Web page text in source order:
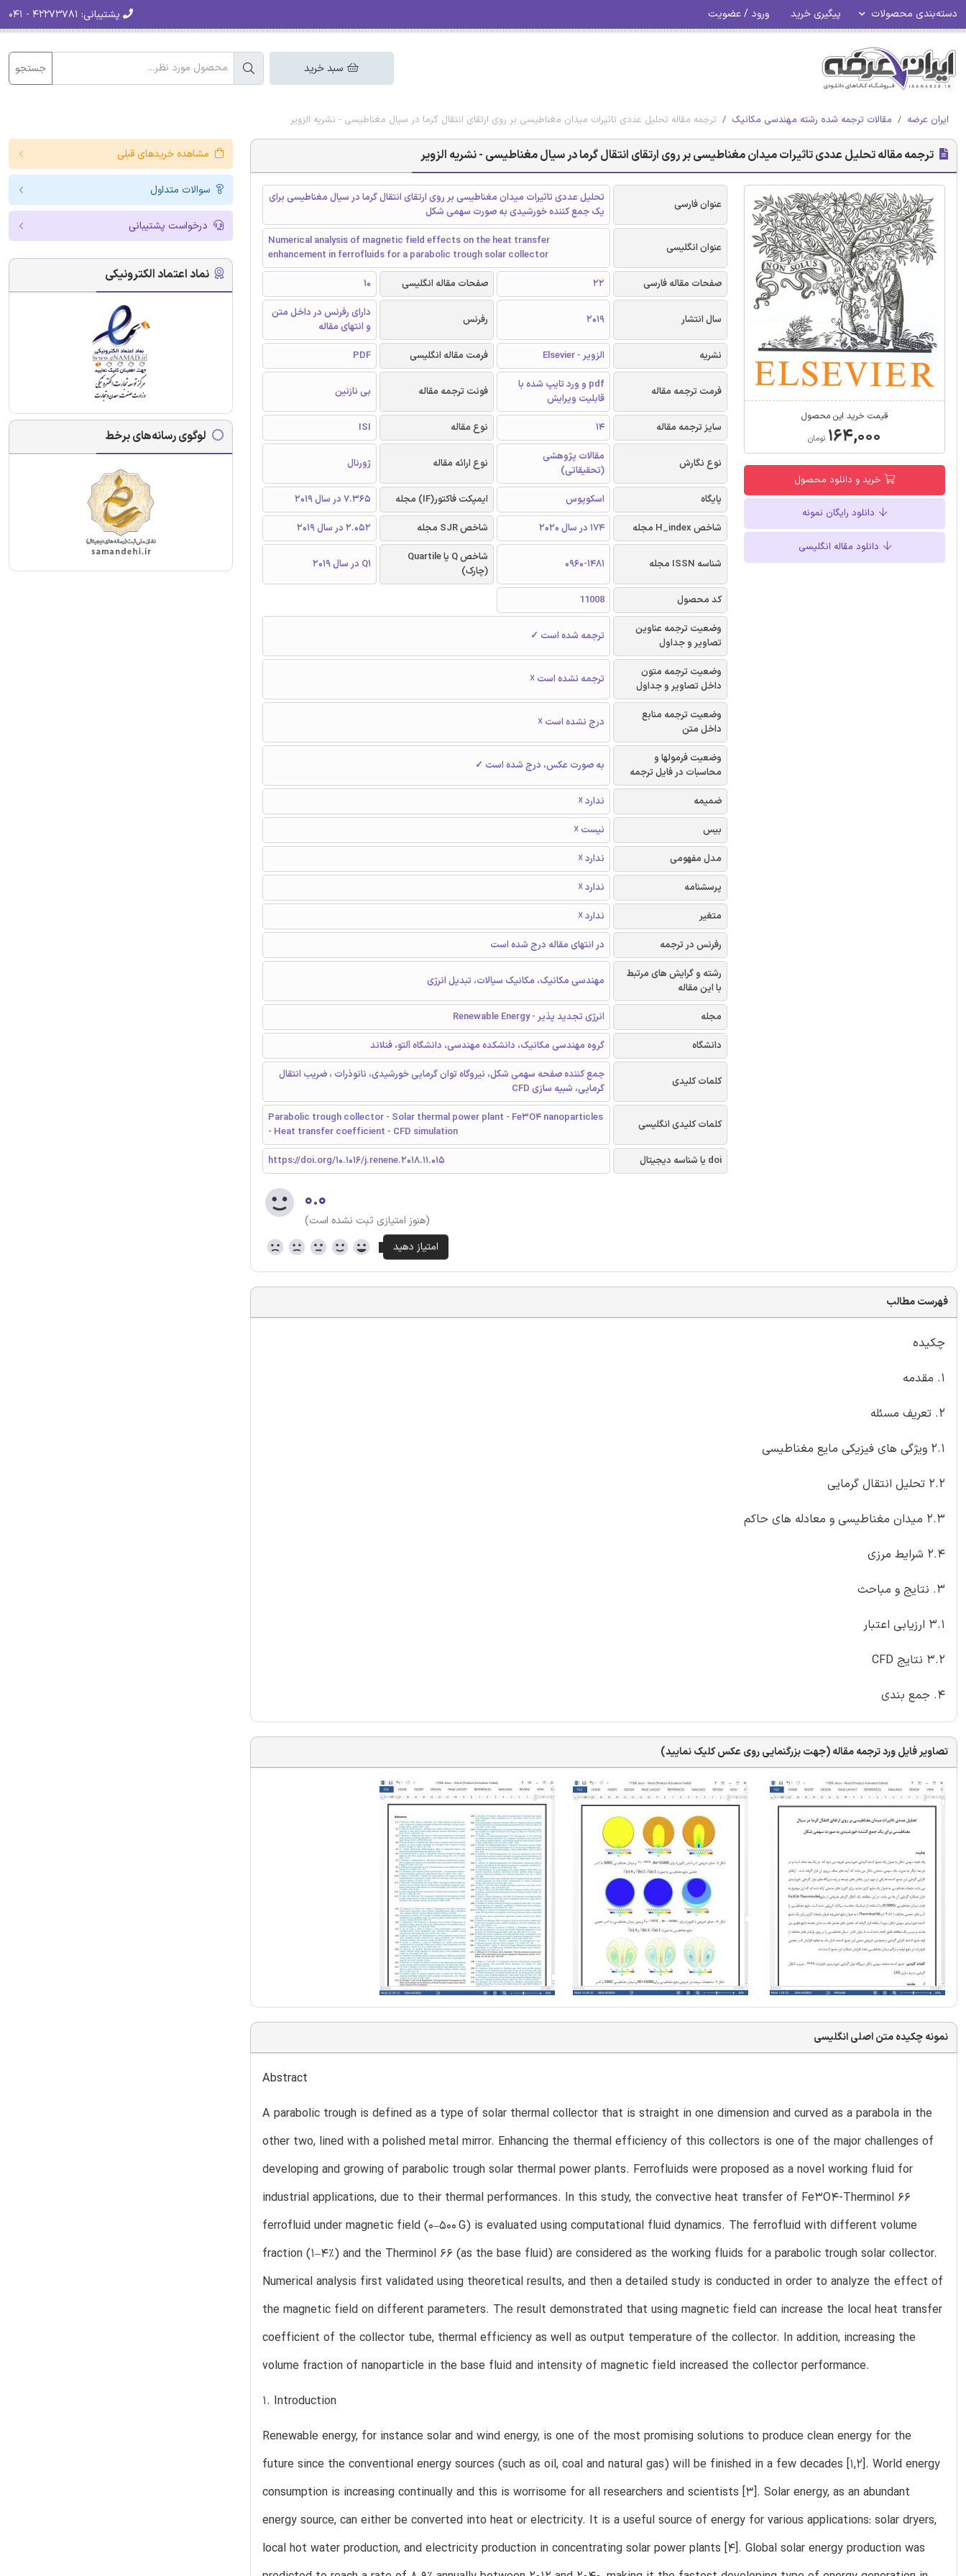
دسته‌بندی محصولات پیگیری خرید ورود / عضویت پشتیبانی:
سبد خرید جستجو
ایران عرضه مقالات ترجمه شده رشته مهندسی مکانیک ترجمه مقاله تحلیل عددی تاثیرات میدان مغناطیسی بر روی ارتقای انتقال گرما در سیال مغناطیسی - نشریه الزویر
ترجمه مقاله تحلیل عددی تاثیرات میدان مغناطیسی بر روی ارتقای انتقال گرما در سیال مغناطیسی - نشریه الزویر
قیمت خرید این محصول
۱۶۴,۰۰۰ تومان
خرید و دانلود محصول
دانلود رایگان نمونه
دانلود مقاله انگلیسی
عنوان فارسی
تحلیل عددی تاثیرات میدان مغناطیسی بر روی ارتقای انتقال گرما در سیال مغناطیسی برای
یک جمع کننده خورشیدی به صورت سهمی شکل
عنوان انگلیسی
Numerical analysis of magnetic field effects on the heat transfer
enhancement in ferrofluids for a parabolic trough solar collector
صفحات مقاله فارسی
22 صفحات مقاله انگلیسی 10
سال انتشار 2019 رفرنس
دارای رفرنس در داخل متن
و انتهای مقاله
نشریه
الزویر - Elsevier فرمت مقاله انگلیسی PDF
فرمت ترجمه مقاله
pdf و ورد تایپ شده با
قابلیت ویرایش
فونت ترجمه مقاله بی نازنین
سایز ترجمه مقاله 14 نوع مقاله ISI
نوع نگارش
مقالات پژوهشی
(تحقیقاتی)
نوع ارائه مقاله ژورنال
پایگاه اسکوپوس ایمپکت فاکتور(IF) مجله
7.365 در سال 2019
شاخص H_index مجله
174 در سال 2020 شاخص SJR مجله 2.052 در سال 2019
شناسه ISSN مجله 0960-1481
شاخص Q یا Quartile
(چارک)
Q1 در سال 2019
کد محصول
11008
وضعیت ترجمه عناوین
تصاویر و جداول
ترجمه شده است ✓
وضعیت ترجمه متون
داخل تصاویر و جداول
ترجمه نشده است ☓
وضعیت ترجمه منابع
داخل متن
درج نشده است ☓
وضعیت فرمولها و
محاسبات در فایل ترجمه
به صورت عکس، درج شده است ✓
ضمیمه
ندارد ☓
بیس
نیست ☓
مدل مفهومی
ندارد ☓
پرسشنامه
ندارد ☓
متغیر
ندارد ☓
رفرنس در ترجمه
در انتهای مقاله درج شده است
رشته و گرایش های مرتبط
با این مقاله
مهندسی مکانیک، مکانیک سیالات، تبدیل انرژی
مجله
انرژی تجدید پذیر - Renewable Energy
دانشگاه
گروه مهندسی مکانیک، دانشکده مهندسی، دانشگاه آلتو، فنلاند
کلمات کلیدی
جمع کننده صفحه سهمی شکل، نیروگاه توان گرمایی خورشیدی، نانوذرات ، ضریب انتقال
گرمایی، شبیه سازی CFD
کلمات کلیدی انگلیسی
Parabolic trough collector - Solar thermal power plant - Fe3O4 nanoparticles
- Heat transfer coefficient - CFD simulation
doi یا شناسه دیجیتال
https://doi.org/10.1016/j.renene.2018.11.015
۰.۰
(هنوز امتیازی ثبت نشده است)
فهرست مطالب
چکیده
1. مقدمه
2. تعریف مسئله
2.1 ویژگی های فیزیکی مایع مغناطیسی
2.2 تحلیل انتقال گرمایی
2.3 میدان مغناطیسی و معادله های حاکم
2.4 شرایط مرزی
3. نتایج و مباحث
3.1 ارزیابی اعتبار
3.2 نتایج CFD
4. جمع بندی
تصاویر فایل ورد ترجمه مقاله (جهت بزرگنمایی روی عکس کلیک نمایید)
نمونه چکیده متن اصلی انگلیسی
Abstract
A parabolic trough is defined as a type of solar thermal collector that is straight in one dimension and curved as a parabola in the
other two, lined with a polished metal mirror. Enhancing the thermal efficiency of this collectors is one of the major challenges of
developing and growing of parabolic trough solar thermal power plants. Ferrofluids were proposed as a novel working fluid for
industrial applications, due to their thermal performances. In this study, the convective heat transfer of Fe3O4-Therminol 66
ferrofluid under magnetic field (0–500 G) is evaluated using computational fluid dynamics. The ferrofluid with different volume
fraction (1–4%) and the Therminol 66 (as the base fluid) are considered as the working fluids for a parabolic trough solar collector.
Numerical analysis first validated using theoretical results, and then a detailed study is conducted in order to analyze the effect of
the magnetic field on different parameters. The result demonstrated that using magnetic field can increase the local heat transfer
coefficient of the collector tube, thermal efficiency as well as output temperature of the collector. In addition, increasing the
volume fraction of nanoparticle in the base fluid and intensity of magnetic field increased the collector performance.
1. Introduction
Renewable energy, for instance solar and wind energy, is one of the most promising solutions to produce clean energy for the
future since the conventional energy sources (such as oil, coal and natural gas) will be finished in a few decades [1,2]. World energy
consumption is increasing continually and this is worrisome for all researchers and scientists [3]. Solar energy, as an abundant
energy source, can either be converted into heat or electricity. It is a useful source of energy for various applications: solar dryers,
local hot water production, and electricity production in concentrating solar power plants [4]. Global solar energy production was
مشاهده خریدهای قبلی
سوالات متداول
درخواست پشتیبانی
نماد اعتماد الکترونیکی
لوگوی رسانه‌های برخط